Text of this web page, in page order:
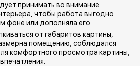
принимать во внимание
чтобы работа выгодно
фоне или дополняла его.
от габаритов картины,
помещению, соблюдался
комфортного просмотра картины,